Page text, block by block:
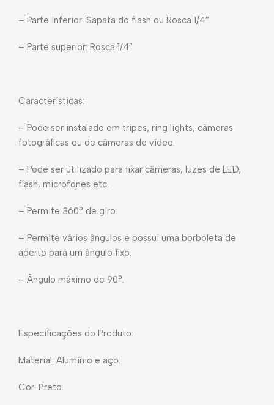
– Parte inferior: Sapata do flash ou Rosca 1/4″
– Parte superior: Rosca 1/4″
Características:
– Pode ser instalado em tripes, ring lights, câmeras
fotográficas ou de câmeras de vídeo.
– Pode ser utilizado para fixar câmeras, luzes de LED,
flash, microfones etc.
– Permite 360° de giro.
– Permite vários ângulos e possui uma borboleta de
aperto para um ângulo fixo.
– Ângulo máximo de 90°.
Especificações do Produto:
Material: Alumínio e aço.
Cor: Preto.